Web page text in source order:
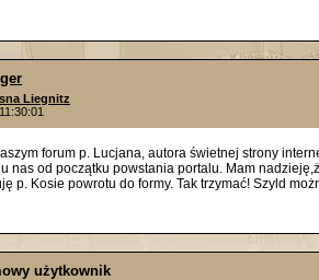
Liegnitz
forum p. Lucjana, autora świetnej strony
nas od początku powstania portalu. Mam
p. Kosie powrotu do formy. Tak trzymać! Szyld
użytkownik